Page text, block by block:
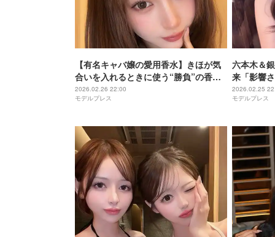
【有名キャバ嬢の愛用香水】きほが気
合いを入れるときに使う“勝負”の香り
美女たちが韓国まで買いに行く・柔軟
剤と揃えているほどのお気に入りとは
2026.02.26 22:00
モデルプレス
六本木＆
来「影響
夢まで【
2026.02.25
モデルプレス